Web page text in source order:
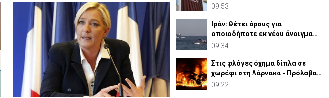
τελείωσε, αλλά έχει ενταθεί
09:53
Ιράν: Θέτει όρους για
οποιοδήποτε εκ νέου άνοιγμα
των Στενών του Ορμούζ
09:34
Στις φλόγες όχημα δίπλα σε
χωράφι στη Λάρνακα - Πρόλαβαν
τα χειρότερα
09:22